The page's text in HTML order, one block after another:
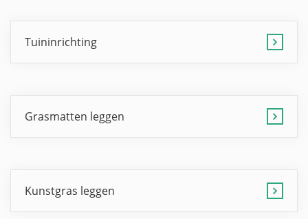
Tuininrichting
Grasmatten leggen
Kunstgras leggen